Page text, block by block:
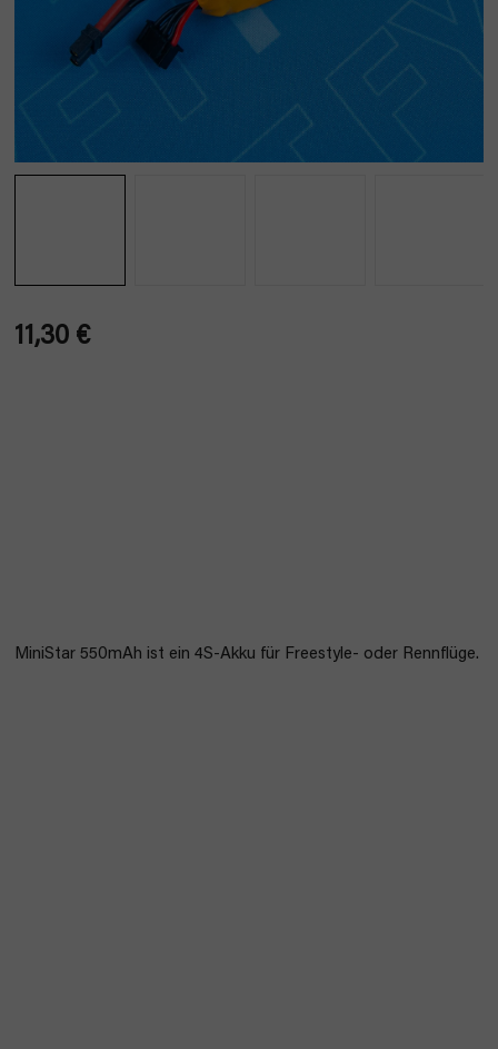
11,30 €
MiniStar 550mAh ist ein 4S-Akku für Freestyle- oder Rennflüge.